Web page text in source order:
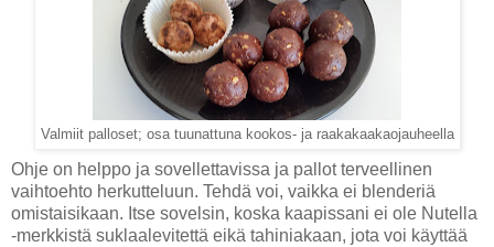
Valmiit palloset; osa tuunattuna kookos- ja raakakaakaojauheella
Ohje on helppo ja sovellettavissa ja pallot terveellinen
vaihtoehto herkutteluun. Tehdä voi, vaikka ei blenderiä
omistaisikaan. Itse sovelsin, koska kaapissani ei ole Nutella
-merkkistä suklaalevitettä eikä tahiniakaan, jota voi käyttää